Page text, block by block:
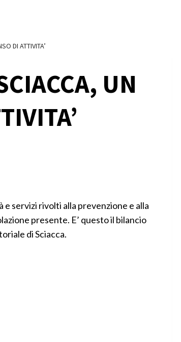
DI ATTIVITA’
UN
servizi rivolti alla prevenzione e alla
presente. E’ questo il bilancio
di Sciacca.